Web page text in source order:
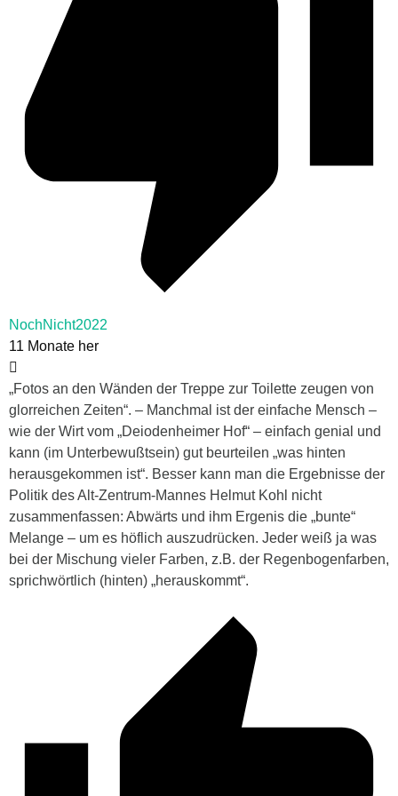
NochNicht2022
11 Monate her
„Fotos an den Wänden der Treppe zur Toilette zeugen von
glorreichen Zeiten“. – Manchmal ist der einfache Mensch –
wie der Wirt vom „Deiodenheimer Hof“ – einfach genial und
kann (im Unterbewußtsein) gut beurteilen „was hinten
herausgekommen ist“. Besser kann man die Ergebnisse der
Politik des Alt-Zentrum-Mannes Helmut Kohl nicht
zusammenfassen: Abwärts und ihm Ergenis die „bunte“
Melange – um es höflich auszudrücken. Jeder weiß ja was
bei der Mischung vieler Farben, z.B. der Regenbogenfarben,
sprichwörtlich (hinten) „herauskommt“.